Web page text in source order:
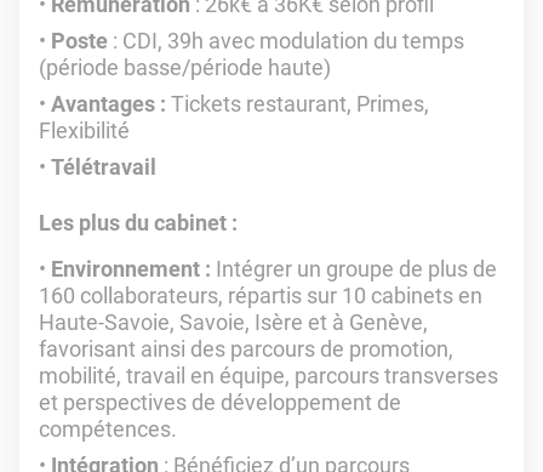
Poste : CDI, 39h avec modulation du temps
(période basse/période haute)
Avantages : Tickets restaurant, Primes,
Flexibilité
Télétravail
Les plus du cabinet :
Environnement : Intégrer un groupe de plus de
160 collaborateurs, répartis sur 10 cabinets en
Haute-Savoie, Savoie, Isère et à Genève,
favorisant ainsi des parcours de promotion,
mobilité, travail en équipe, parcours transverses
et perspectives de développement de
compétences.
Intégration : Bénéficiez d’un parcours